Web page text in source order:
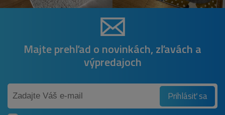
Majte prehľad o novinkách, zľavách a
výpredajoch
Prihlásiť sa